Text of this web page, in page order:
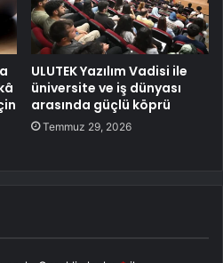
ULUTEK Yazılım Vadisi ile
üniversite ve iş dünyası
arasında güçlü köprü
Temmuz 29, 2026